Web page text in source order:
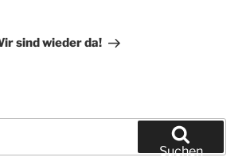
sind wieder da!
Suchen